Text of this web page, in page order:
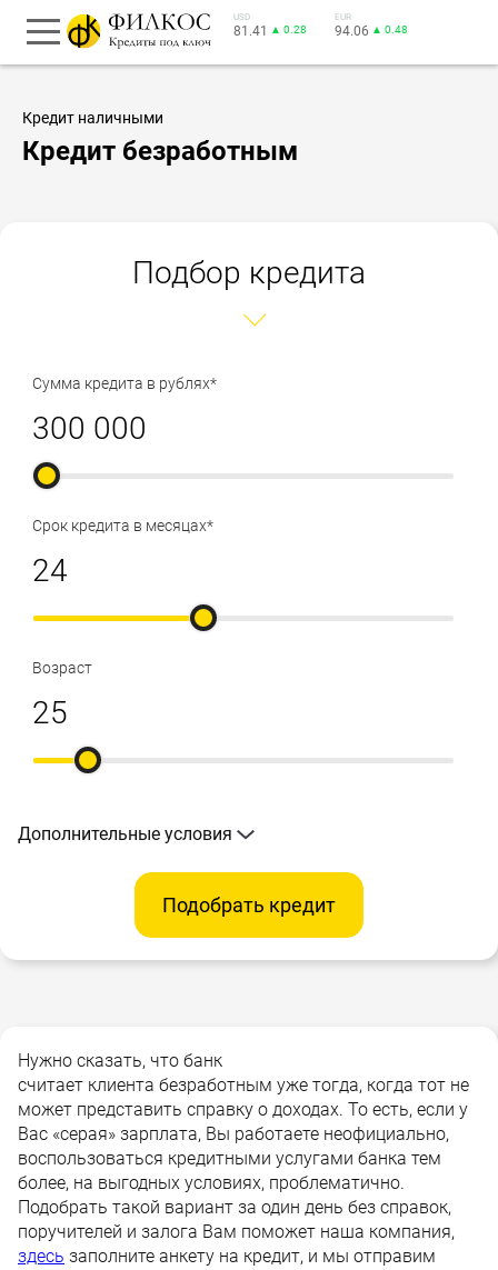
USD
81.41 ▲ 0.28
EUR
94.06 ▲ 0.48
Кредит наличными
Кредит безработным
Подбор кредита
Сумма кредита в рублях*
Срок кредита в месяцах*
Возраст
Дополнительные условия
Подобрать кредит
Нужно сказать, что банк
считает клиента безработным уже тогда, когда тот не
может представить справку о доходах. То есть, если у
Вас «серая» зарплата, Вы работаете неофициально,
воспользоваться кредитными услугами банка тем
более, на выгодных условиях, проблематично.
Подобрать такой вариант за один день без справок,
поручителей и залога Вам поможет наша компания,
здесь заполните анкету на кредит, и мы отправим